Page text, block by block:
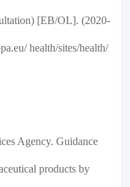
[EB/OL]. (2020-
health/sites/health/
Agency. Guidance
products by